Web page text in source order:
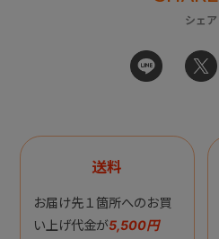
シェア
送料
お届け先１箇所へのお買
い上げ代金が5,500円